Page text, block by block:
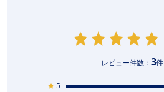
レビュー件数：3件
★ 5